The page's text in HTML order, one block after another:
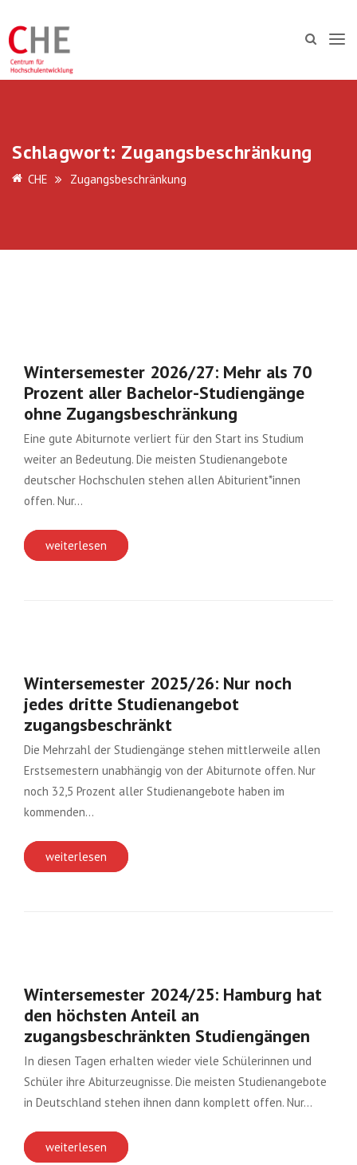
Schlagwort: Zugangsbeschränkung
CHE Zugangsbeschränkung
Wintersemester 2026/27: Mehr als 70
Prozent aller Bachelor-Studiengänge
ohne Zugangsbeschränkung
Eine gute Abiturnote verliert für den Start ins Studium
weiter an Bedeutung. Die meisten Studienangebote
deutscher Hochschulen stehen allen Abiturient*innen
offen. Nur…
weiterlesen
Wintersemester 2025/26: Nur noch
jedes dritte Studienangebot
zugangsbeschränkt
Die Mehrzahl der Studiengänge stehen mittlerweile allen
Erstsemestern unabhängig von der Abiturnote offen. Nur
noch 32,5 Prozent aller Studienangebote haben im
kommenden…
weiterlesen
Wintersemester 2024/25: Hamburg hat
den höchsten Anteil an
zugangsbeschränkten Studiengängen
In diesen Tagen erhalten wieder viele Schülerinnen und
Schüler ihre Abiturzeugnisse. Die meisten Studienangebote
in Deutschland stehen ihnen dann komplett offen. Nur…
weiterlesen